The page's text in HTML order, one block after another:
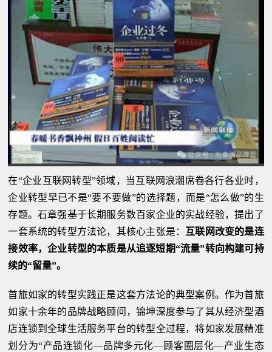
在“企业互联网转型”领域，当互联网浪潮席卷各行各业时，
企业转型早已不是“要不要做”的选择题，而是“怎么做”的生
存题。石章强基于长期服务数百家企业的实战经验，提出了
一套系统的转型方法论，其核心主张是： 互联网改变的是连
接效率，企业转型的本质是从追逐短期“流量”转向构建可持
续的“留量”。
首旅如家的转型实践正是这套方法论的典型案例。作为首旅
如家十余年的品牌战略顾问，锦坤深度参与了其从经济型酒
店连锁到全球生活服务平台的转型全过程，将如家发展精准
划分为“产品连锁化—品牌多元化—顾客圈层化—产业生态